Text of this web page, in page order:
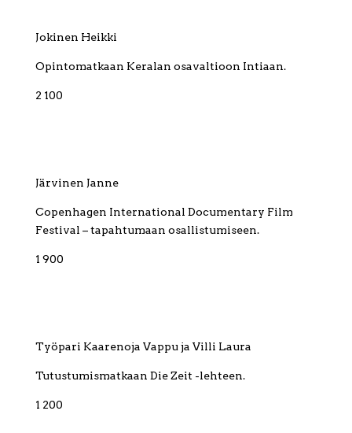
Jokinen Heikki
Opintomatkaan Keralan osavaltioon Intiaan.
2 100
Järvinen Janne
Copenhagen International Documentary Film
Festival – tapahtumaan osallistumiseen.
1 900
Työpari Kaarenoja Vappu ja Villi Laura
Tutustumismatkaan Die Zeit -lehteen.
1 200